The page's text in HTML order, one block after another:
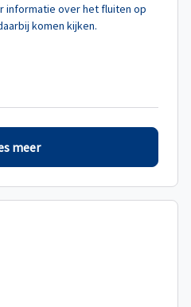
informatie over het fluiten op
komen kijken.
meer